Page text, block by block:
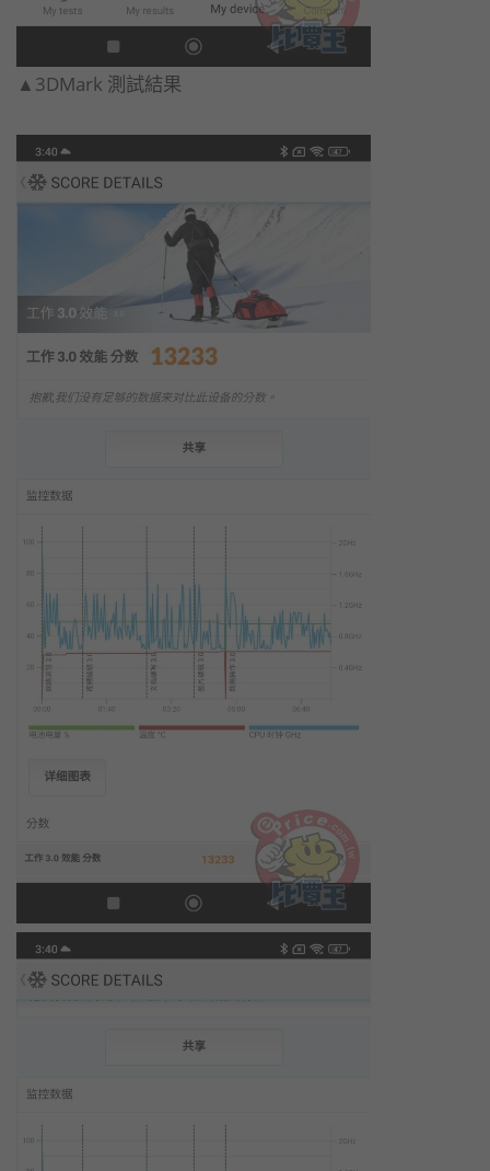
▲3DMark 測試結果